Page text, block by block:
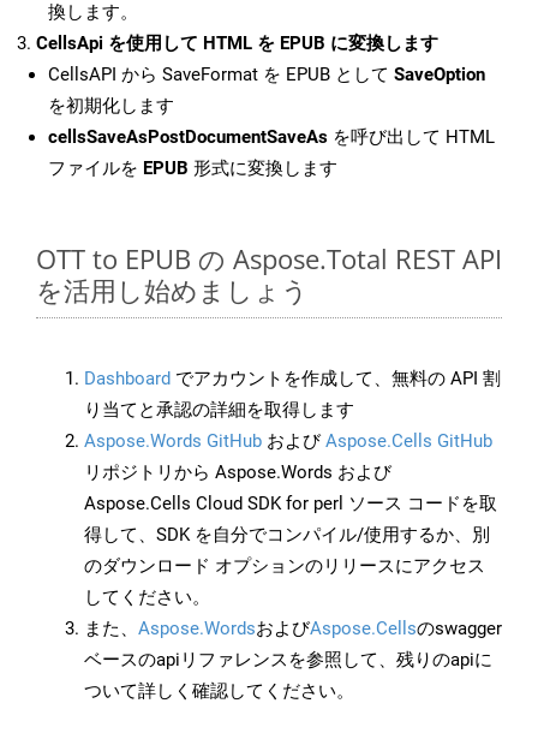
換します。
CellsApi を使用して HTML を EPUB に変換します
CellsAPI から SaveFormat を EPUB として SaveOption
を初期化します
cellsSaveAsPostDocumentSaveAs を呼び出して HTML
ファイルを EPUB 形式に変換します
OTT to EPUB の Aspose.Total REST API
を活用し始めましょう
Dashboard でアカウントを作成して、無料の API 割
り当てと承認の詳細を取得します
Aspose.Words GitHub およびAspose.Cells GitHub
リポジトリから Aspose.Words および
Aspose.Cells Cloud SDK for perl ソース コードを取
得して、SDK を自分でコンパイル/使用するか、別
のダウンロード オプションのリリースにアクセス
してください。
また、 Aspose.WordsおよびAspose.Cellsのswagger
ベースのapiリファレンスを参照して、残りのapiに
ついて詳しく確認してください。